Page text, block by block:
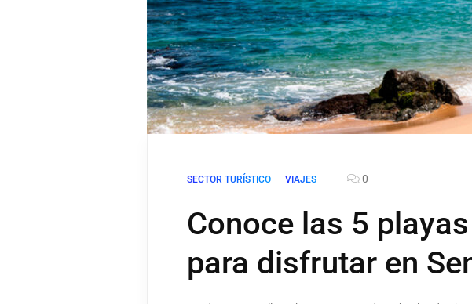
SECTOR TURÍSTICO VIAJES 0
Conoce las 5
para disfrutar en